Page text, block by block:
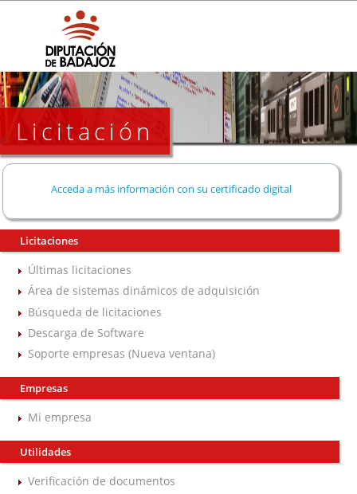
Licitación
Acceda a más información con su certificado digital
Licitaciones
Últimas licitaciones
Área de sistemas dinámicos de adquisición
Búsqueda de licitaciones
Descarga de Software
Soporte empresas (Nueva ventana)
Empresas
Mi empresa
Utilidades
Verificación de documentos